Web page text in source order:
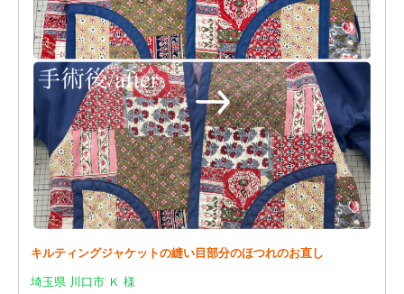
キルティングジャケットの縫い目部分のほつれのお直し
埼玉県 川口市 Ｋ 様